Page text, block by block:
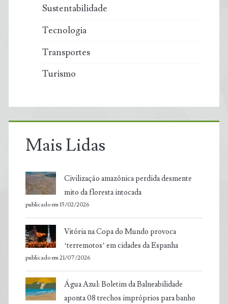
Sustentabilidade
Tecnologia
Transportes
Turismo
Mais Lidas
Civilização amazônica perdida desmente
mito da floresta intocada
publicado em 15/02/2026
Vitória na Copa do Mundo provoca
‘terremotos’ em cidades da Espanha
publicado em 21/07/2026
Água Azul: Boletim da Balneabilidade
aponta 08 trechos impróprios para banho